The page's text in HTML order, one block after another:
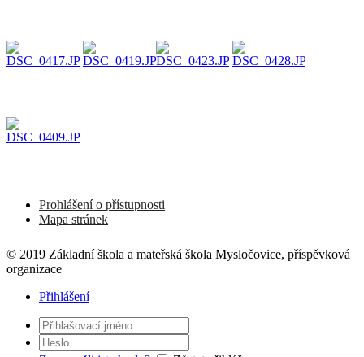
Prohlášení o přístupnosti
Mapa stránek
© 2019 Základní škola a mateřská škola Mysločovice, příspěvková
organizace
Přihlášení